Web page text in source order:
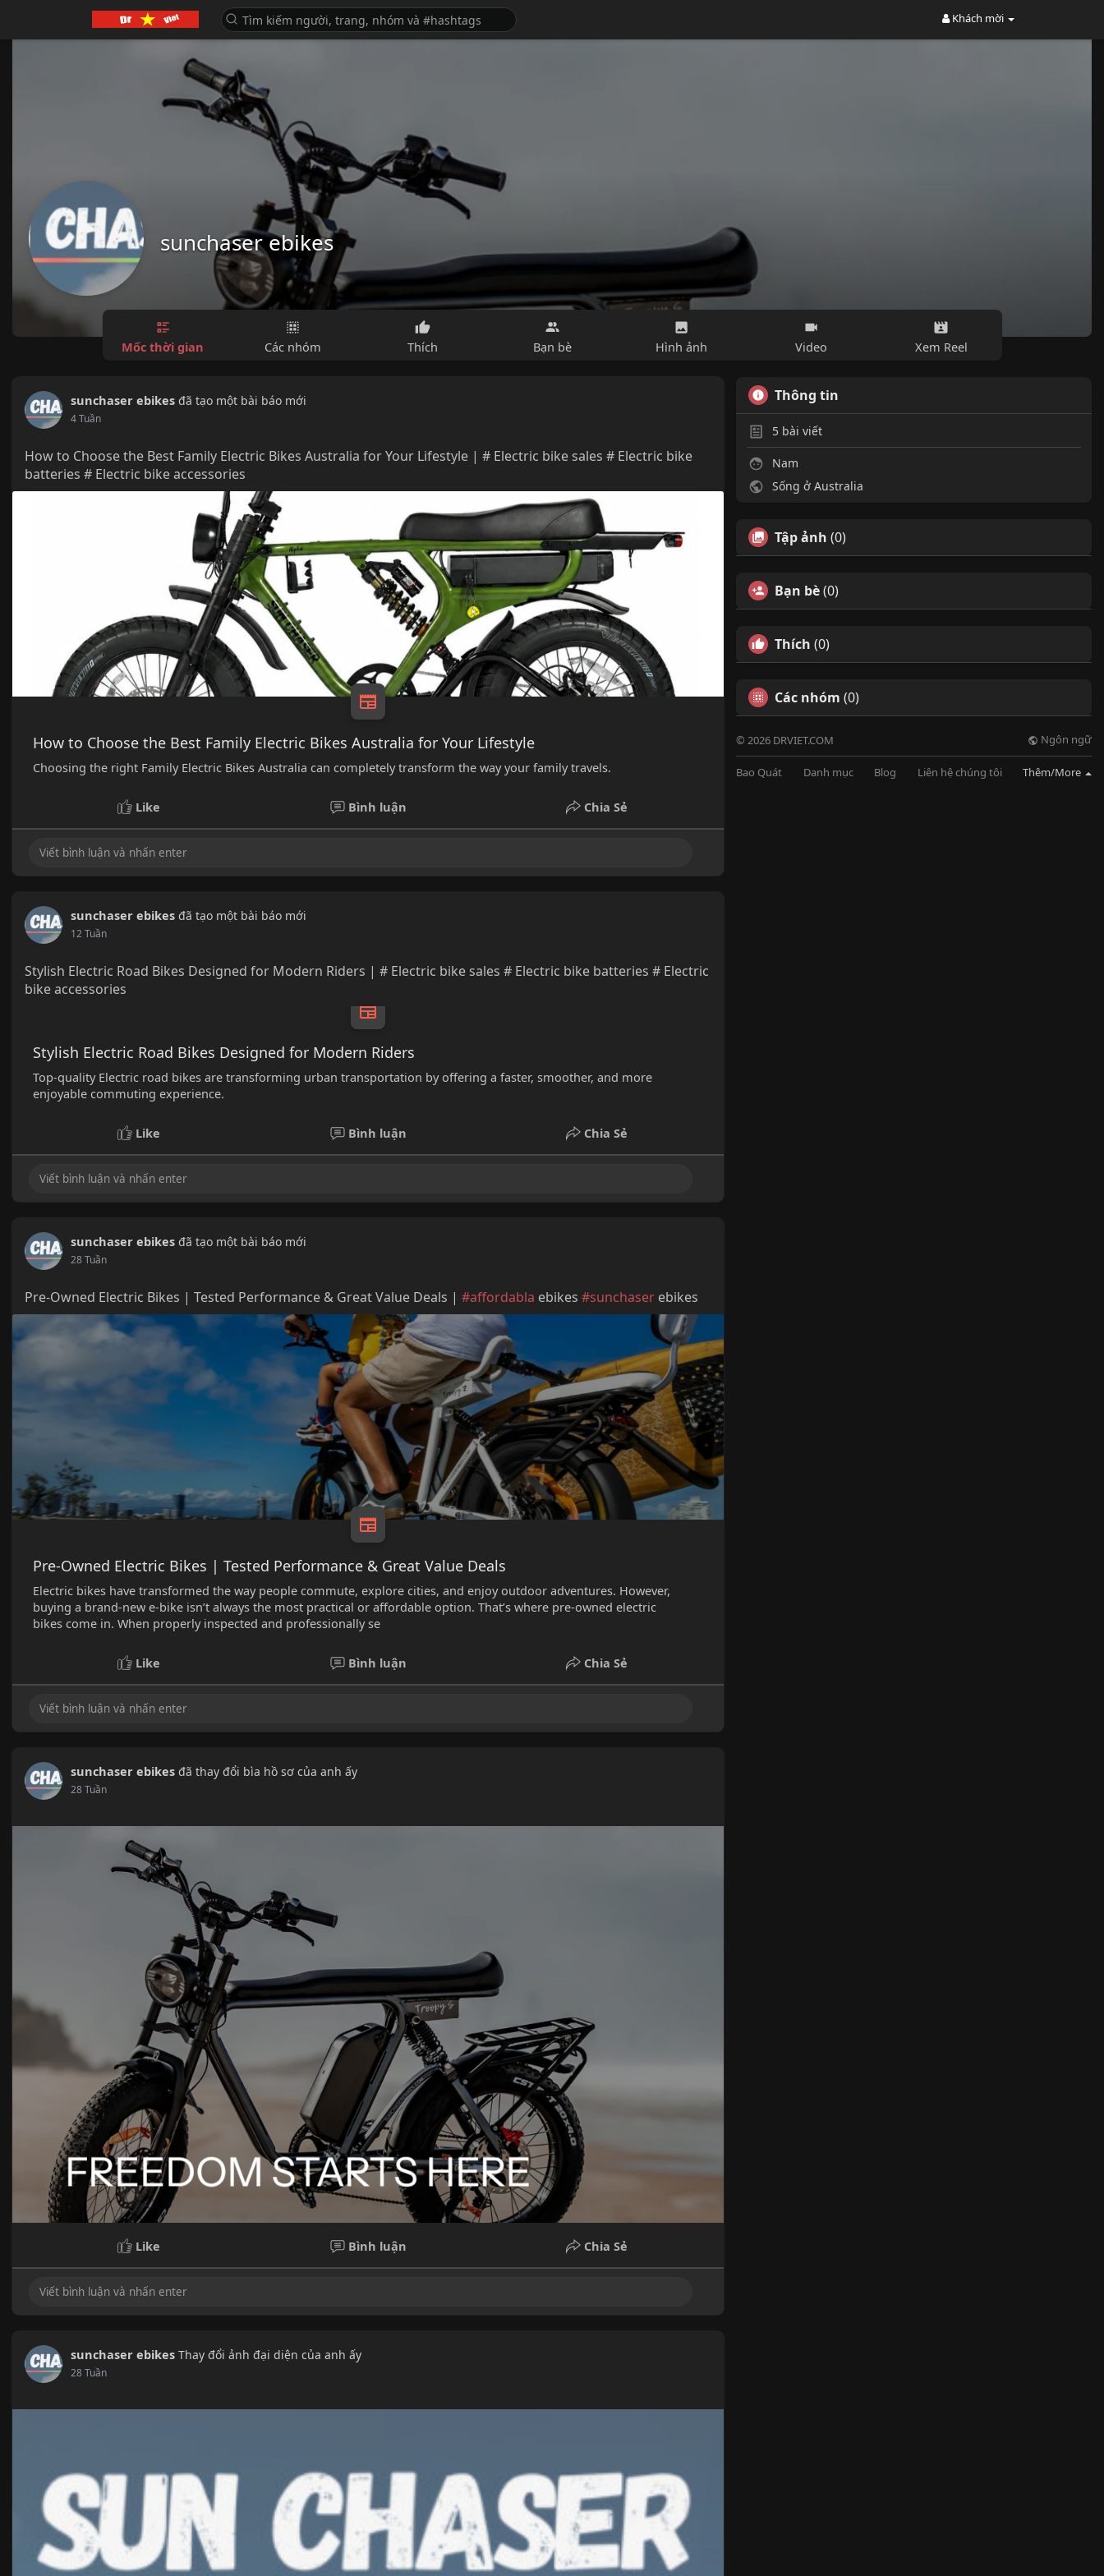
Khách mời
sunchaser ebikes
Mốc thời gian Các nhóm Thích Bạn bè Hình ảnh Video Xem Reel
sunchaser ebikes đã tạo một bài báo mới
4 Tuần
How to Choose the Best Family Electric Bikes Australia for Your Lifestyle | # Electric bike sales # Electric bike
batteries # Electric bike accessories
How to Choose the Best Family Electric Bikes Australia for Your Lifestyle
Choosing the right Family Electric Bikes Australia can completely transform the way your family travels.
Like Bình luận Chia Sẻ
sunchaser ebikes đã tạo một bài báo mới
12 Tuần
Stylish Electric Road Bikes Designed for Modern Riders | # Electric bike sales # Electric bike batteries # Electric
bike accessories
Stylish Electric Road Bikes Designed for Modern Riders
Top-quality Electric road bikes are transforming urban transportation by offering a faster, smoother, and more
enjoyable commuting experience.
Like Bình luận Chia Sẻ
sunchaser ebikes đã tạo một bài báo mới
28 Tuần
Pre-Owned Electric Bikes | Tested Performance & Great Value Deals | #affordabla ebikes #sunchaser ebikes
Pre-Owned Electric Bikes | Tested Performance & Great Value Deals
Electric bikes have transformed the way people commute, explore cities, and enjoy outdoor adventures. However,
buying a brand-new e-bike isn’t always the most practical or affordable option. That’s where pre-owned electric
bikes come in. When properly inspected and professionally se
Like Bình luận Chia Sẻ
sunchaser ebikes đã thay đổi bìa hồ sơ của anh ấy
28 Tuần
Like Bình luận Chia Sẻ
sunchaser ebikes Thay đổi ảnh đại diện của anh ấy
28 Tuần
Thông tin
5 bài viết
Nam
Sống ở Australia
Tập ảnh (0)
Bạn bè(0)
Thích (0)
Các nhóm (0)
© 2026 DRVIET.COM Ngôn ngữ
Bao Quát Danh mục Blog Liên hệ chúng tôi Thêm/More